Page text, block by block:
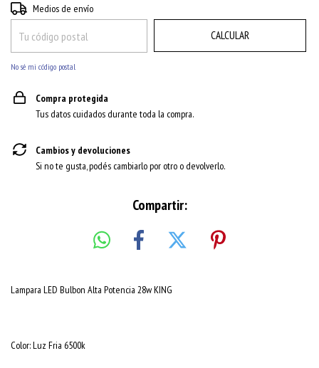
Entregas para el CP:
Medios de envío
CALCULAR
No sé mi código postal
Compra protegida
Tus datos cuidados durante toda la compra.
Cambios y devoluciones
Si no te gusta, podés cambiarlo por otro o devolverlo.
Compartir:
Lampara LED Bulbon Alta Potencia 28w KING
Color: Luz Fria 6500k